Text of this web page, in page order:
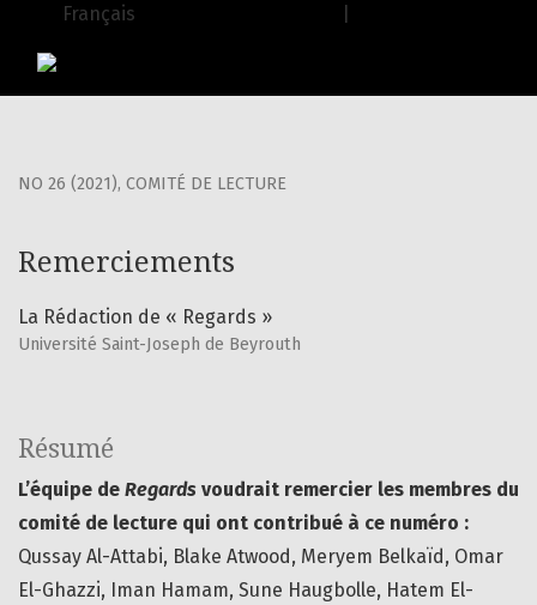
Remerciements
Français
NO 26 (2021), COMITÉ DE LECTURE
Remerciements
La Rédaction de « Regards »
Université Saint-Joseph de Beyrouth
Résumé
L’équipe de Regards voudrait remercier les membres du
comité de lecture qui ont contribué à ce numéro :
Qussay Al-Attabi, Blake Atwood, Meryem Belkaïd, Omar
El-Ghazzi, Iman Hamam, Sune Haugbolle, Hatem El-